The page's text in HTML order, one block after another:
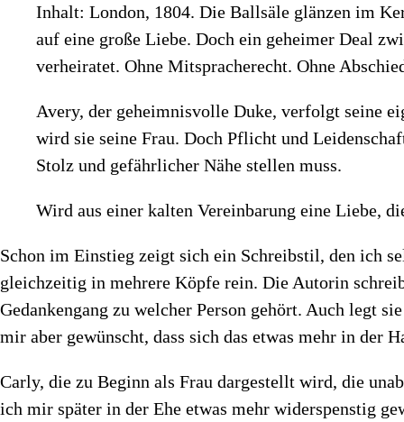
Inhalt: London, 1804. Die Ballsäle glänzen im
auf eine große Liebe. Doch ein geheimer Deal
verheiratet. Ohne Mitspracherecht. Ohne
Avery, der geheimnisvolle Duke, verfolgt seine
wird sie seine Frau. Doch Pflicht und
Stolz und gefährlicher Nähe stellen muss.
Wird aus einer kalten Vereinbarung eine Liebe,
Schon im Einstieg zeigt sich ein Schreibstil, den ich
gleichzeitig in mehrere Köpfe rein. Die Autorin
Gedankengang zu welcher Person gehört. Auch legt
mir aber gewünscht, dass sich das etwas mehr in der
Carly, die zu Beginn als Frau dargestellt wird, die
ich mir später in der Ehe etwas mehr widerspenstig